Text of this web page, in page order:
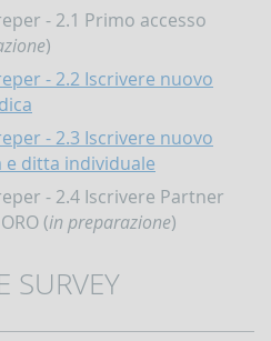
- 2.1 Primo accesso
)
- 2.2 Iscrivere nuovo
- 2.3 Iscrivere nuovo
e ditta individuale
- 2.4 Iscrivere Partner
(in preparazione)
SURVEY